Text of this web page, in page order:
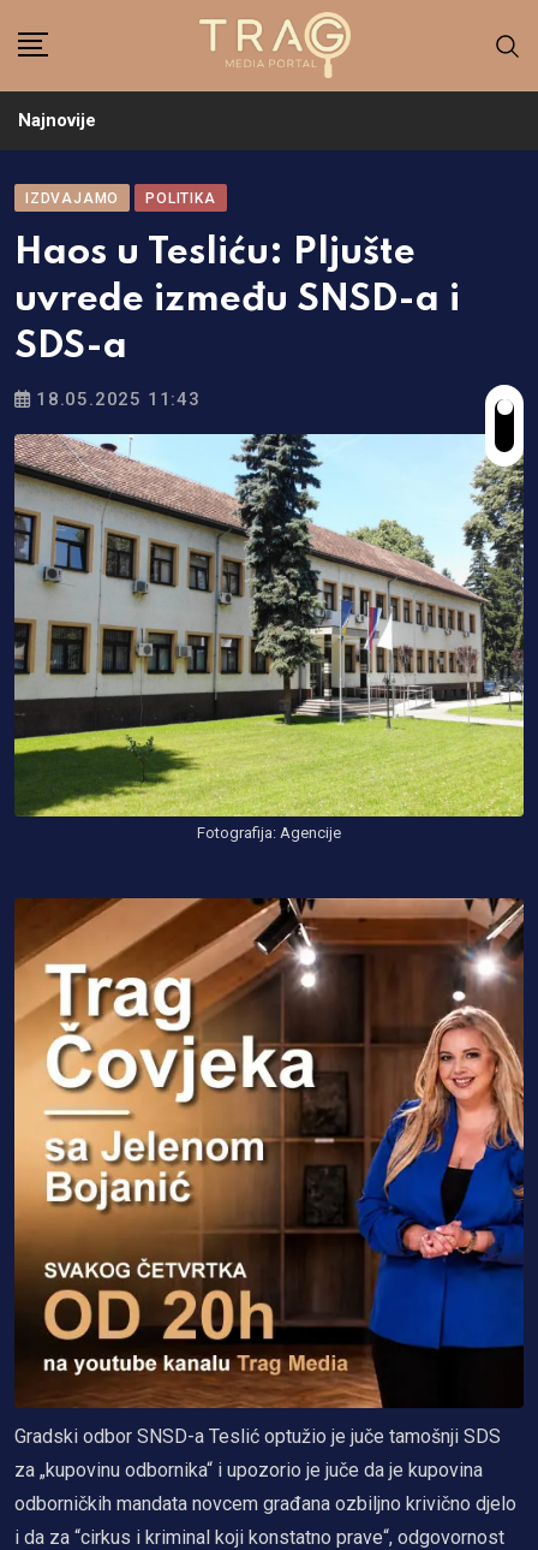
Najnovije
IZDVAJAMO POLITIKA
Haos u Tesliću: Pljušte
uvrede između SNSD-a i
SDS-a
18.05.2025 11:43
Fotografija: Agencije
Gradski odbor SNSD-a Teslić optužio je juče tamošnji SDS
za „kupovinu odbornika“ i upozorio je juče da je kupovina
odborničkih mandata novcem građana ozbiljno krivično djelo
i da za “cirkus i kriminal koji konstatno prave“, odgovornost